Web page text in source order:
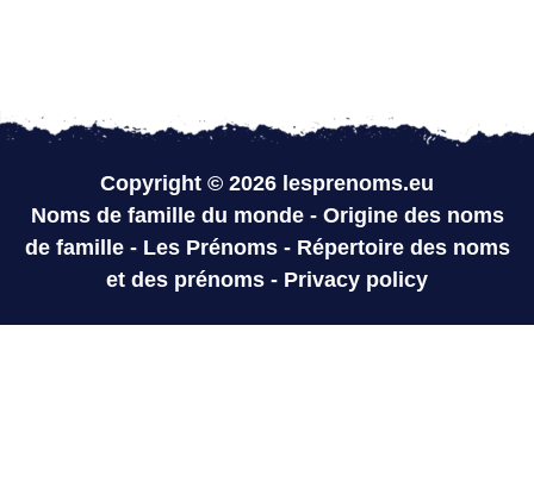
Copyright © 2026 lesprenoms.eu
Noms de famille du monde- Origine des noms
de famille- Les Prénoms- Répertoire des noms
et des prénoms - Privacy policy